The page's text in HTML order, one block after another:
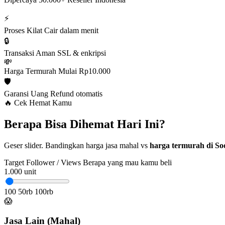
⚡
Proses Kilat Cair dalam menit
🔒
Transaksi Aman SSL & enkripsi
💸
Harga Termurah Mulai Rp10.000
🛡️
Garansi Uang Refund otomatis
🔥 Cek Hemat Kamu
Berapa Bisa Dihemat Hari Ini?
Geser slider. Bandingkan harga jasa mahal vs harga termurah di
Target Follower / Views Berapa yang mau kamu beli
1.000 unit
100 50rb 100rb
😱
Jasa Lain (Mahal)